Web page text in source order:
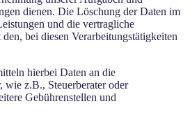
dienen. Die Löschung der Daten im
und die vertragliche
bei diesen Verarbeitungstätigkeiten
hierbei Daten an die
wie z.B., Steuerberater oder
Gebührenstellen und